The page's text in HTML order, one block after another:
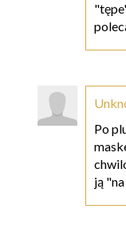
Po
ją